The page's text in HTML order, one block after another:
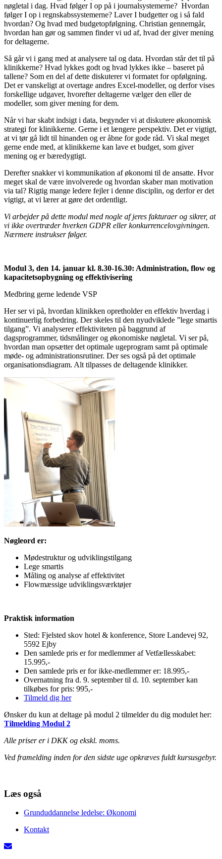
nøgletal i dag. Hvad følger I op på i journalsystemerne? Hvordan
følger I op i regnskabssystemerne? Laver I budgetter og i så fald
hvordan? Og hvad med budgetopfølgning. Christian gennemgår,
hvordan han gør og sammen finder vi ud af, hvad der giver mening
for deltagerne.
Så går vi i gang med at analysere tal og data. Hvordan står det til på
klinikkerne? Hvad lykkes godt og hvad lykkes ikke – baseret på
tallene? Som en del af dette diskuterer vi formatet for opfølgning.
Det er vanskeligt at overtage andres Excel-modeller, og derfor vises
forskellige udgaver, hvorefter deltagerne vælger den eller de
modeller, som giver mening for dem.
Når vi har skabt indsigt i data, begynder vi at diskutere økonomisk
strategi for klinikkerne. Gerne i et længere perspektiv. Det er vigtigt,
at vi tør gå lidt til hinanden og er åbne for gode råd. Vi skal meget
gerne ende med, at klinikkerne kan lave et budget, som giver
mening og er bæredygtigt.
Derefter snakker vi kommunikation af økonomi til de ansatte. Hvor
meget skal de være involverede og hvordan skaber man motivation
via tal? Rigtig mange ledere fejler i denne disciplin, og derfor er det
vigtigt, at vi lærer at gøre det ordentligt.
Vi arbejder på dette modul med nogle af jeres fakturaer og sikrer, at
vi ikke overtræder hverken GDPR eller konkurrencelovgivningen.
Nærmere instrukser følger.
Modul 3, den 14. januar kl. 8.30-16.30: Administration, flow og
kapacitetsopbygning og effektivisering
Medbring gerne ledende VSP
Her ser vi på, hvordan klinikken opretholder en effektiv hverdag i
kontinuerlig forbedring. Der skeles til den nyudviklede ”lege smartis
tilgang”. Vi analyserer effektiviteten på baggrund af
dagsprogrammer, tidsmålinger og økonomiske nøgletal. Vi ser på,
hvordan man opsætter det optimale ugeprogram samt på optimale
møde- og administrationsrutiner. Der ses også på det optimale
organisationsdiagram. Alt tilpasses de deltagende klinikker.
Nøgleord er:
Mødestruktur og udviklingstilgang
Lege smartis
Måling og analyse af effektivitet
Flowmæssige udviklingsværktøjer
Praktisk information
Sted: Fjelsted skov hotel & konference, Store Landevej 92,
5592 Ejby
Den samlede pris er for medlemmer af Vetfællesskabet:
15.995,-
Den samlede pris er for ikke-medlemmer er: 18.995,-
Overnatning fra d. 9. september til d. 10. september kan
tilkøbes for pris: 995,-
Tilmeld dig her
Ønsker du kun at deltage på modul 2 tilmelder du dig modulet her:
Tilmelding Modul 2
Alle priser er i DKK og ekskl. moms.
Ved framelding inden for den sidste uge opkræves fuldt kursusgebyr.
Læs også
Grunduddannelse ledelse: Økonomi
Kontakt